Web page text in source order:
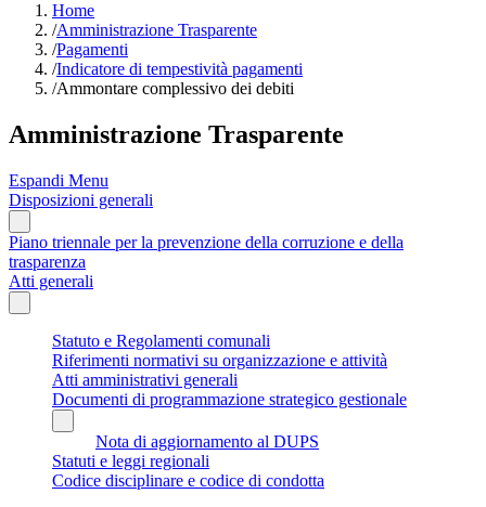
Home
/Amministrazione Trasparente
/Pagamenti
/Indicatore di tempestività pagamenti
/Ammontare complessivo dei debiti
Amministrazione Trasparente
Espandi Menu
Disposizioni generali
Piano triennale per la prevenzione della corruzione e della
trasparenza
Atti generali
Statuto e Regolamenti comunali
Riferimenti normativi su organizzazione e attività
Atti amministrativi generali
Documenti di programmazione strategico gestionale
Nota di aggiornamento al DUPS
Statuti e leggi regionali
Codice disciplinare e codice di condotta